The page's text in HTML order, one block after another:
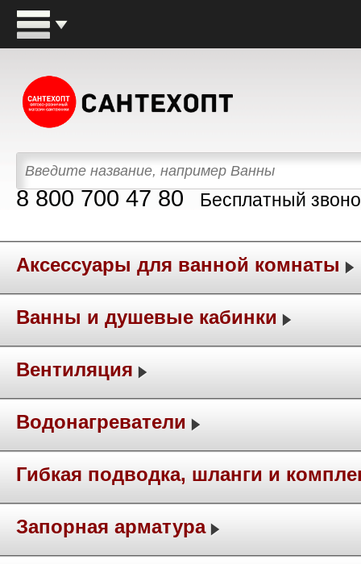
8 800 700 47 80 Бесплатный
Аксессуары для ванной комнаты
Ванны и душевые кабинки
Вентиляция
Водонагреватели
Гибкая подводка, шланги и
Запорная арматура